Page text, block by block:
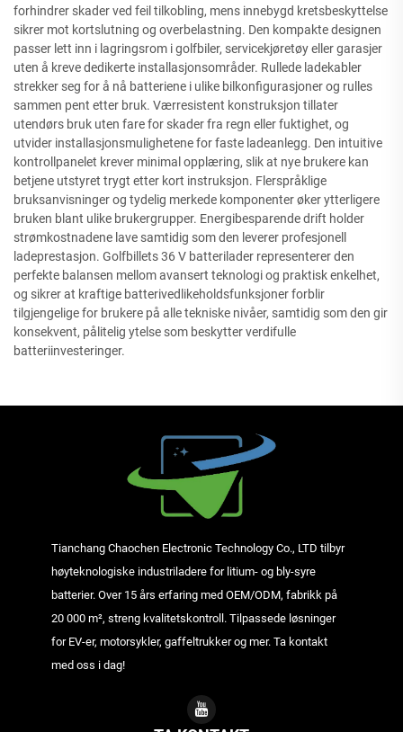
forhindrer skader ved feil tilkobling, mens innebygd kretsbeskyttelse
sikrer mot kortslutning og overbelastning. Den kompakte designen
passer lett inn i lagringsrom i golfbiler, servicekjøretøy eller garasjer
uten å kreve dedikerte installasjonsområder. Rullede ladekabler
strekker seg for å nå batteriene i ulike bilkonfigurasjoner og rulles
sammen pent etter bruk. Værresistent konstruksjon tillater
utendørs bruk uten fare for skader fra regn eller fuktighet, og
utvider installasjonsmulighetene for faste ladeanlegg. Den intuitive
kontrollpanelet krever minimal opplæring, slik at nye brukere kan
betjene utstyret trygt etter kort instruksjon. Flerspråklige
bruksanvisninger og tydelig merkede komponenter øker ytterligere
bruken blant ulike brukergrupper. Energibesparende drift holder
strømkostnadene lave samtidig som den leverer profesjonell
ladeprestasjon. Golfbillets 36 V batterilader representerer den
perfekte balansen mellom avansert teknologi og praktisk enkelhet,
og sikrer at kraftige batterivedlikeholdsfunksjoner forblir
tilgjengelige for brukere på alle tekniske nivåer, samtidig som den gir
konsekvent, pålitelig ytelse som beskytter verdifulle
batteriinvesteringer.
Tianchang Chaochen Electronic Technology Co., LTD tilbyr
høyteknologiske industriladere for litium- og bly-syre
batterier. Over 15 års erfaring med OEM/ODM, fabrikk på
20 000 m², streng kvalitetskontroll. Tilpassede løsninger
for EV-er, motorsykler, gaffeltrukker og mer. Ta kontakt
med oss i dag!